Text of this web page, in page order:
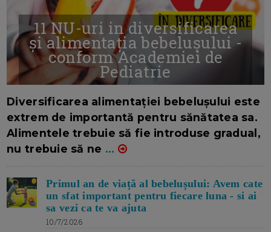
11 NU-uri in diversificarea
și alimentația bebelușului -
conform Academiei de
Pediatrie
Diversificarea alimentației bebelușului este
extrem de importantă pentru sănătatea sa.
Alimentele trebuie să fie introduse gradual,
nu trebuie să ne ...
Primul an de viață al bebelușului: Avem cate
un sfat important pentru fiecare luna - si ai
sa vezi ca te va ajuta
10/7/2026